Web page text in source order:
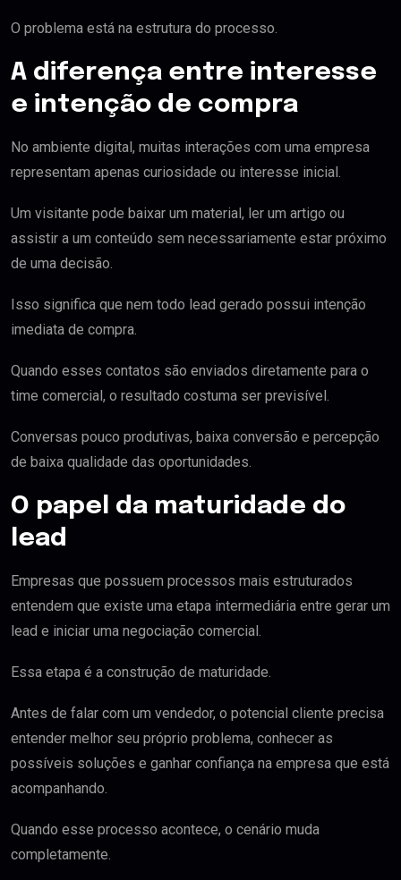
O problema está na estrutura do processo.
A diferença entre interesse
e intenção de compra
No ambiente digital, muitas interações com uma empresa
representam apenas curiosidade ou interesse inicial.
Um visitante pode baixar um material, ler um artigo ou
assistir a um conteúdo sem necessariamente estar próximo
de uma decisão.
Isso significa que nem todo lead gerado possui intenção
imediata de compra.
Quando esses contatos são enviados diretamente para o
time comercial, o resultado costuma ser previsível.
Conversas pouco produtivas, baixa conversão e percepção
de baixa qualidade das oportunidades.
O papel da maturidade do
lead
Empresas que possuem processos mais estruturados
entendem que existe uma etapa intermediária entre gerar um
lead e iniciar uma negociação comercial.
Essa etapa é a construção de maturidade.
Antes de falar com um vendedor, o potencial cliente precisa
entender melhor seu próprio problema, conhecer as
possíveis soluções e ganhar confiança na empresa que está
acompanhando.
Quando esse processo acontece, o cenário muda
completamente.